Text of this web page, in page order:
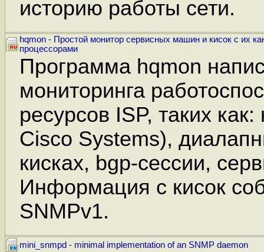
историю работы сети.
hqmon - Простой монитор сервисных машин и кисок с их
процессорами
Программа hqmon
мониторинга
ресурсов ISP, таких
Cisco Systems),
кисках, bgp-сессии,
Информация с кисок
SNMPv1.
mini_snmpd - minimal implementation of an SNMP daemon